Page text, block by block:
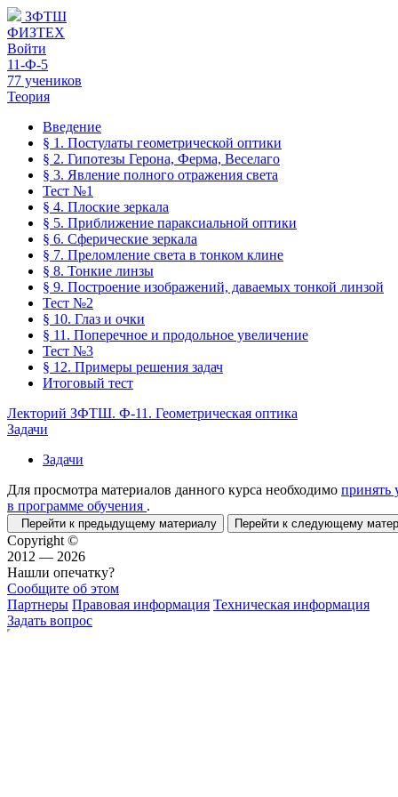
ЗФТШ
ФИЗТЕХ
Войти
11-Ф-5
77 учеников
Теория
Введение
§ 1. Постулаты геометрической оптики
§ 2. Гипотезы Герона, Ферма, Веселаго
§ 3. Явление полного отражения света
Тест №1
§ 4. Плоские зеркала
§ 5. Приближение параксиальной оптики
§ 6. Сферические зеркала
§ 7. Преломление света в тонком клине
§ 8. Тонкие линзы
§ 9. Построение изображений, даваемых тонкой линзой
Тест №2
§ 10. Глаз и очки
§ 11. Поперечное и продольное увеличение
Тест №3
§ 12. Примеры решения задач
Итоговый тест
Лекторий ЗФТШ. Ф-11. Геометрическая оптика
Задачи
Задачи
Для просмотра материалов данного курса необходимо принять
в программе обучения .
Перейти к предыдущему материалу Перейти к следующему
Copyright ©
2012 — 2026
Нашли опечатку?
Сообщите об этом
Партнеры Правовая информация Техническая информация
Задать вопрос